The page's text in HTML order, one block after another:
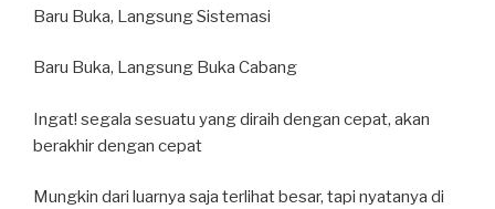
Baru Buka, Langsung Sistemasi
Baru Buka, Langsung Buka Cabang
Ingat! segala sesuatu yang diraih dengan cepat, akan
berakhir dengan cepat
Mungkin dari luarnya saja terlihat besar, tapi nyatanya di